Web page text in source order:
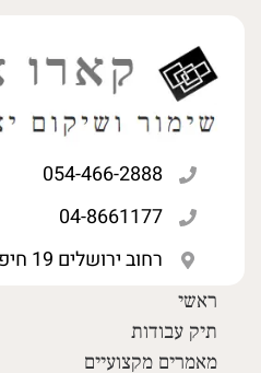
054-466-2888
04-8661177
רחוב ירושלים 19 חיפה
ראשי
תיק עבודות
מאמרים מקצועיים